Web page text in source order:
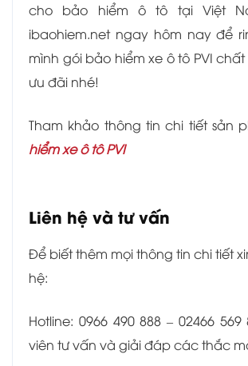
cho bảo hiểm ô tô tại Việt
ibaohiem.net ngay hôm nay để
mình gói bảo hiểm xe ô tô PVI
ưu đãi nhé!
Tham khảo thông tin chi tiết sản
hiểm xe ô tô PVI
Liên hệ và tư vấn
Để biết thêm mọi thông tin chi tiết
hệ:
Hotline: 0966 490 888 – 02466
viên tư vấn và giải đáp các thắc